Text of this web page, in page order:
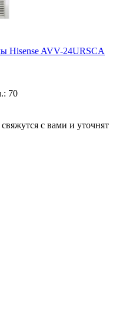
Hisense AVV-24URSCA
70
с вами и уточнят